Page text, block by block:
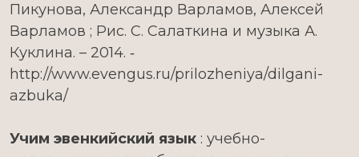
Пикунова, Александр Варламов, Алексей
Варламов ; Рис. С. Салаткина и музыка А.
Куклина. – 2014. ‑
http://www.evengus.ru/prilozheniya/dilgani-
azbuka/
Учим эвенкийский язык : учебно-